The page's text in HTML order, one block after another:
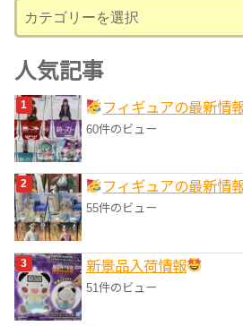
テ
ゴ
リ
ー
人気記事
フィギュアの最新情
60件のビュー
フィギュアの最新情
55件のビュー
‎新景品入荷情報
51件のビュー